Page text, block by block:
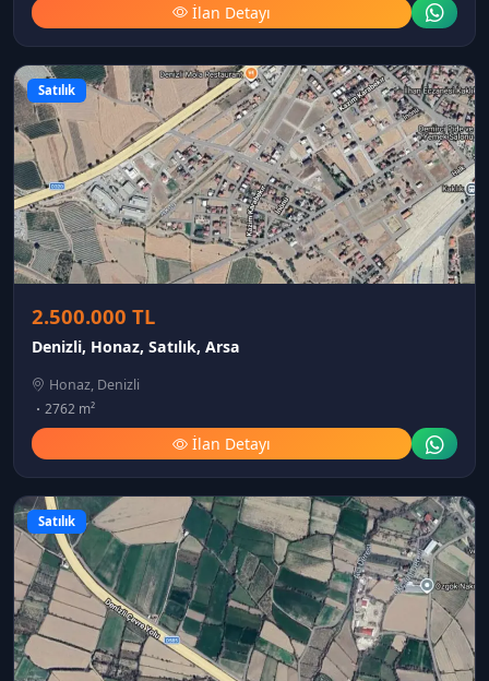
İlan Detayı
Satılık
2.500.000 TL
Denizli, Honaz, Satılık, Arsa
Honaz, Denizli
2762 m²
İlan Detayı
Satılık